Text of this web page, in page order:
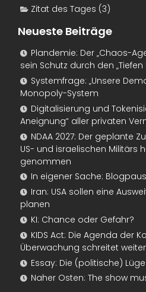
Zitat des Tages (3)
Neueste Beiträge
Plandemie: Der „Chaos-
sein Schutz durch den „Tiefen
Systemfrage: „Unsere
Monopoly-System
Digitalisierung und
Aneignung“ aller privaten
NDAA 2027: Der geplante
US- und israelischen Militärs
genommen
In eigener Sache:
Iran: USA sollen eine
planen
KI: Chance oder Gefahr?
KIDS Act: Die Agenda der
Überwachung schreitet
Essay: Die (politische) Lüge
Naher Osten: The show